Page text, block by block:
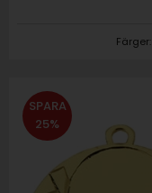
Färger:
SPARA
25%